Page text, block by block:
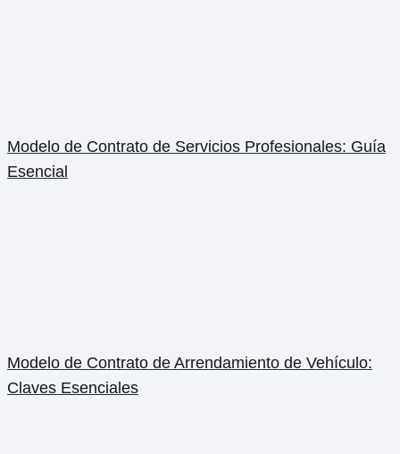
Modelo de Contrato de Servicios Profesionales: Guía
Esencial
Modelo de Contrato de Arrendamiento de Vehículo:
Claves Esenciales